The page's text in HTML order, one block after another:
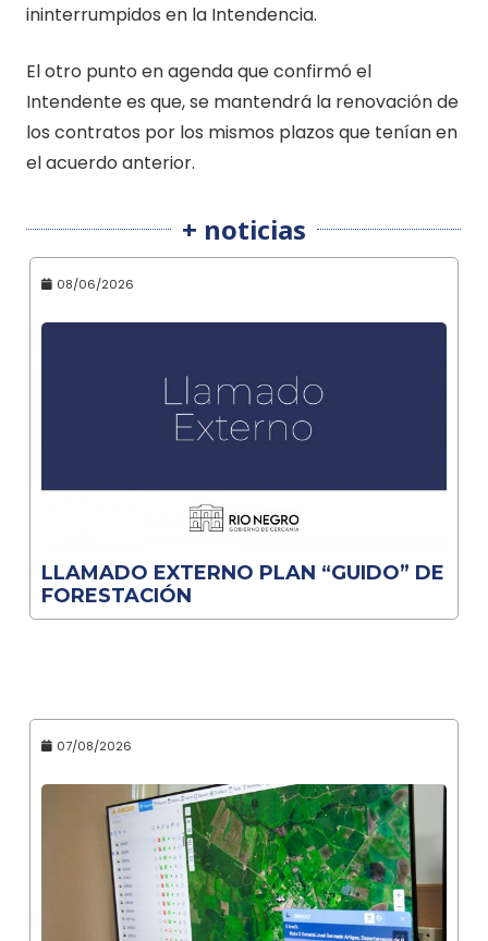
ininterrumpidos en la Intendencia.
El otro punto en agenda que confirmó el
Intendente es que, se mantendrá la renovación de
los contratos por los mismos plazos que tenían en
el acuerdo anterior.
+ noticias
08/06/2026
LLAMADO EXTERNO PLAN “GUIDO” DE
FORESTACIÓN
07/08/2026